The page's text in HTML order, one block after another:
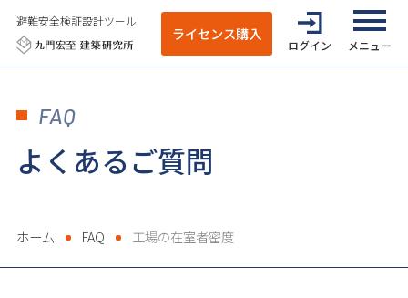
避難安全検証設計ツール
ライセンス購入
ログイン
全てのメニ
FAQ
よくあるご質問
ホーム FAQ 工場の在室者密度